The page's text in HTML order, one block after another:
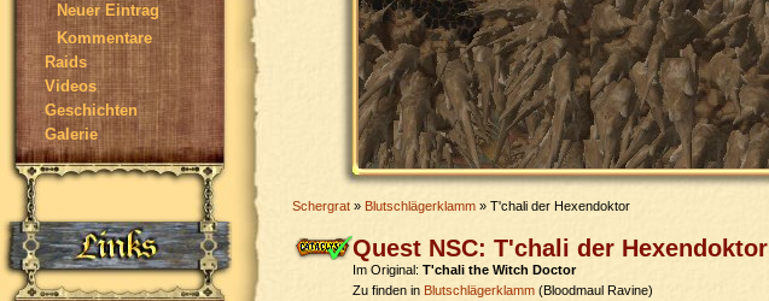
Neuer Eintrag
Kommentare
Raids
Videos
Geschichten
Galerie
Schergrat » Blutschlägerklamm » T'chali der Hexendoktor
Quest NSC: T'chali der Hexendoktor
Im Original: T'chali the Witch Doctor
Zu finden in Blutschlägerklamm (Bloodmaul Ravine)